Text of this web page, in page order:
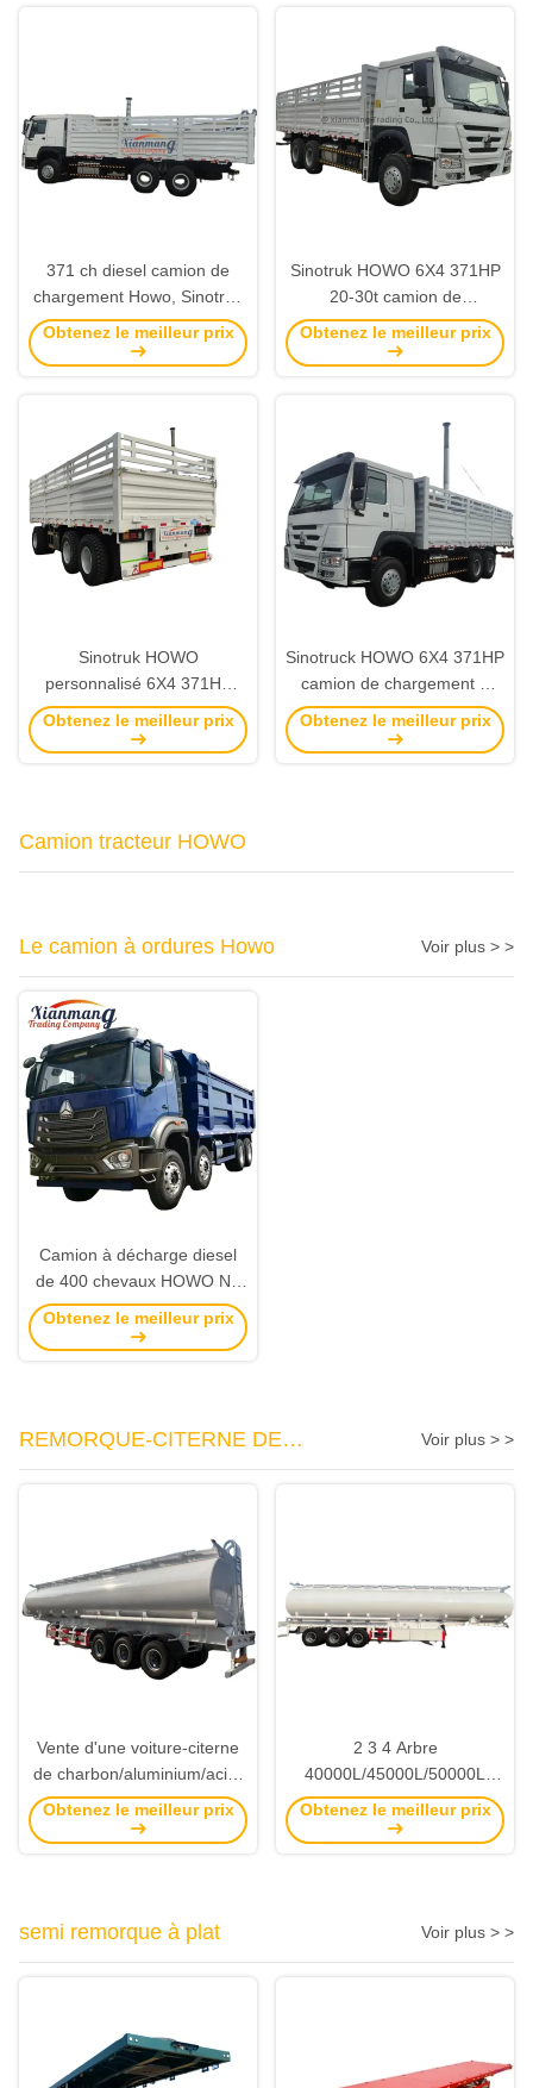
371 ch diesel camion de
chargement Howo, Sinotruk
6*4 10 roues camion de
chargement utilisé
Obtenez le meilleur prix
Sinotruk HOWO 6X4 371HP
20-30t camion de
chargement de clôture 3
essieux utilisés remorque à
Obtenez le meilleur prix
Sinotruk HOWO
personnalisé 6X4 371HP
400HP 35t camion de
marchandises d'occasion 3
Obtenez le meilleur prix
Sinotruck HOWO 6X4 371HP
camion de chargement à
clôture, 3 essieux remorque
à barre de traction À vendre
Obtenez le meilleur prix
Camion tracteur HOWO
Le camion à ordures Howo Voir plus > >
Camion à décharge diesel
de 400 chevaux HOWO NX
8X4 roue motrice Euro 3
Norme d'émission et sans
Obtenez le meilleur prix
REMORQUE-CITERNE DE
CARBURANT
Voir plus > >
Vente d'une voiture-citerne
de charbon/aluminium/acier
inoxydable
Obtenez le meilleur prix
2 3 4 Arbre
40000L/45000L/50000L
Charbon/aluminium/acier
inoxydable camion-citerne
Obtenez le meilleur prix
semi remorque à plat Voir plus > >